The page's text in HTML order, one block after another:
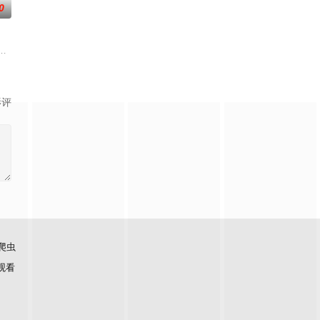
”失去了一切在乎的人，这个糟糕的王真
混乱。混沌从深渊崛起，黑暗如潮水般吞噬大地……缔默完成了命运的蜕
虫
看